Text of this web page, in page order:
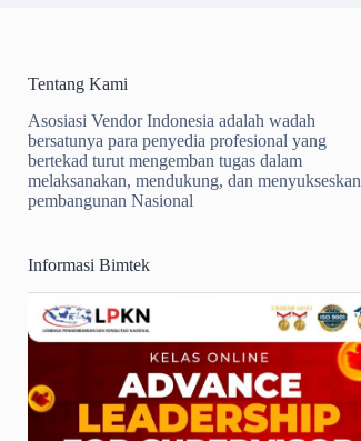
Tentang Kami
Asosiasi Vendor Indonesia adalah wadah
bersatunya para penyedia profesional yang
bertekad turut mengemban tugas dalam
melaksanakan, mendukung, dan menyukseskan
pembangunan Nasional
Informasi Bimtek